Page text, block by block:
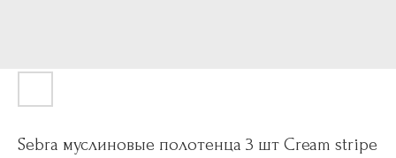
Sebra муслиновые полотенца 3 шт Cream stripe